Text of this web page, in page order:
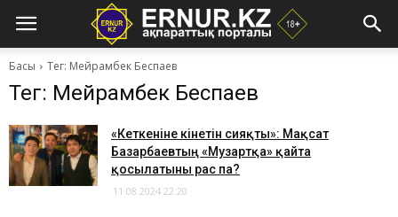
Басы Тег: Мейрамбек Беспаев
Тег: Мейрамбек Беспаев
​«Кеткеніне өкінетін сияқты»: Мақсат
Базарбаевтың «Музартқа» қайта
қосылатыны рас па?
11.08.2024 22:20